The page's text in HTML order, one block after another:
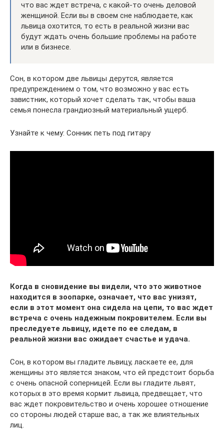
что вас ждет встреча, с какой-то очень деловой
женщиной. Если вы в своем сне наблюдаете, как
львица охотится, то есть в реальной жизни вас
будут ждать очень большие проблемы на работе
или в бизнесе.
Сон, в котором две львицы дерутся, является
предупреждением о том, что возможно у вас есть
завистник, который хочет сделать так, чтобы ваша
семья понесла грандиозный материальный ущерб.
Узнайте к чему: Сонник петь под гитару
Когда в сновидение вы видели, что это животное
находится в зоопарке, означает, что вас унизят,
если в этот момент она сидела на цепи, то вас ждет
встреча с очень надежным покровителем. Если вы
преследуете львицу, идете по ее следам, в
реальной жизни вас ожидает счастье и удача.
Сон, в котором вы гладите львицу, ласкаете ее, для
женщины это является знаком, что ей предстоит борьба
с очень опасной соперницей. Если вы гладите львят,
которых в это время кормит львица, предвещает, что
вас ждет покровительство и очень хорошее отношение
со стороны людей старше вас, а так же влиятельных
лиц.